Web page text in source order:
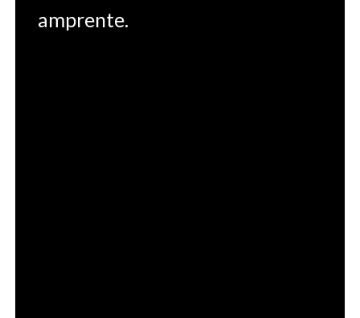
amprente.